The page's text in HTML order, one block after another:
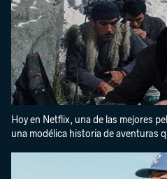
Hoy en Netflix, una de las mejores
una modélica historia de aventuras